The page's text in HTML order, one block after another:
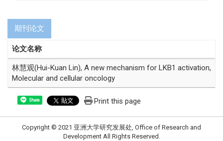
期刊论文
论文名称
林慧观(Hui-Kuan Lin), A new mechanism for LKB1 activation,
Molecular and cellular oncology
Share Print this page
Copyright © 2021 亚洲大学研究发展处, Office of Research and
Development All Rights Reserved.